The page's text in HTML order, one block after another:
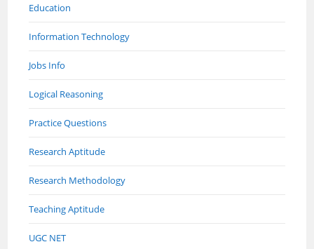
Education
Information Technology
Jobs Info
Logical Reasoning
Practice Questions
Research Aptitude
Research Methodology
Teaching Aptitude
UGC NET